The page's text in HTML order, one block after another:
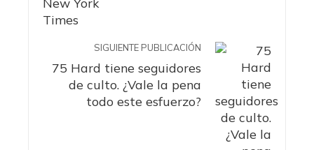
SIGUIENTE PUBLICACIÓN
75 Hard tiene seguidores
de culto. ¿Vale la pena
todo este esfuerzo?